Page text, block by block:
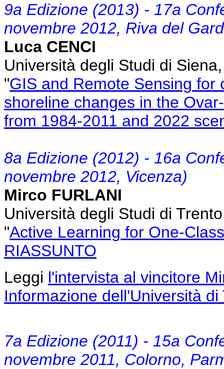
9a Edizione (2013) - 17a
novembre 2012, Riva del
Luca CENCI
Università degli Studi di
"GIS and Remote Sensing
shoreline changes in the
from 1984-2011 and 2022
8a Edizione (2012) - 16a
novembre 2012, Vicenza)
Mirco FURLANI
Università degli Studi di
"Active Learning for One-
RIASSUNTO
Leggi l'intervista al vincitore
Informazione dell'Università di
7a Edizione (2011) - 15a
novembre 2011, Colorno,